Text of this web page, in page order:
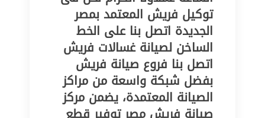
توكيل فريش المعتمد بمصر
الجديدة اتصل بنا على الخط
الساخن لصيانة غسالات فريش
اتصل بنا فروع صيانة فريش
بفضل شبكة واسعة من مراكز
الصيانة المعتمدة، يضمن مركز